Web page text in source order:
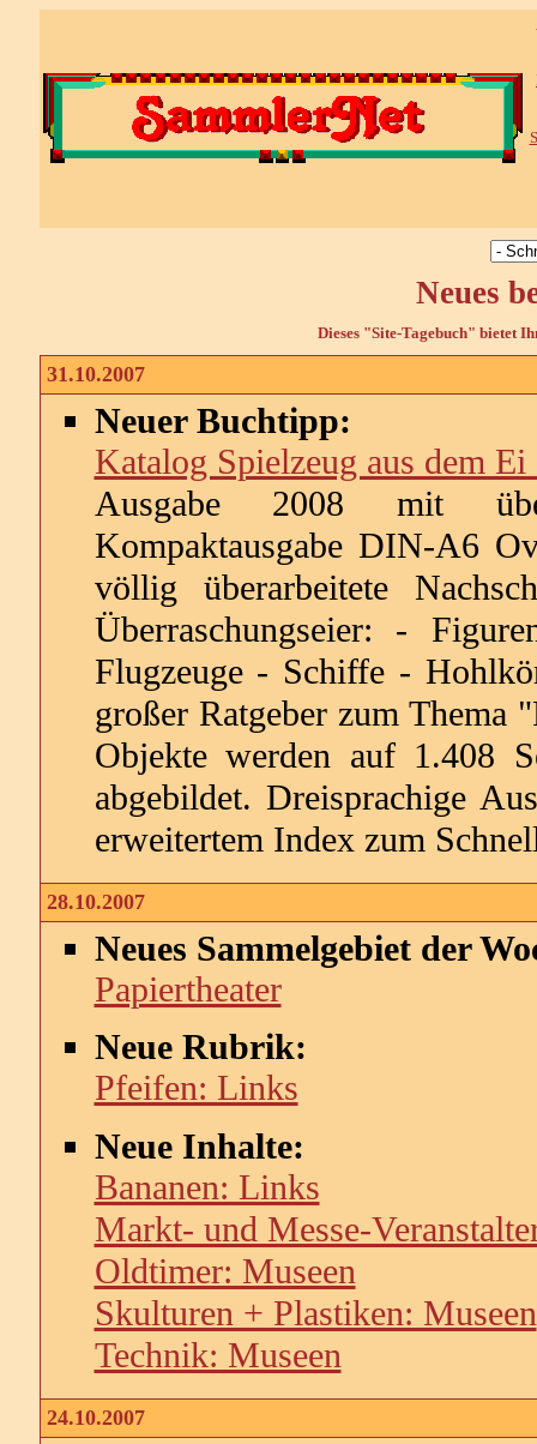
Neues
Dieses "Site-Tagebuch" bietet
31.10.2007
Neuer Buchtipp:
Katalog Spielzeug aus dem Ei
Ausgabe 2008 mit
Kompaktausgabe DIN-A6
völlig überarbeitete
Überraschungseier: -
Flugzeuge - Schiffe -
großer Ratgeber zum Thema
Objekte werden auf 1.408
abgebildet. Dreisprachige
erweitertem Index zum
28.10.2007
Neues Sammelgebiet der
Papiertheater
Neue Rubrik:
Pfeifen: Links
Neue Inhalte:
Bananen: Links
Markt- und Messe-
Oldtimer: Museen
Skulturen + Plastiken: Museen
Technik: Museen
24.10.2007